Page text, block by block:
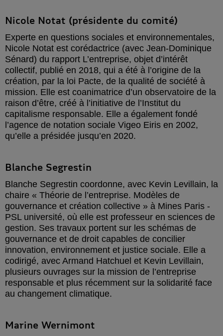
Nicole Notat (présidente du comité)
Experte en questions sociales et environnementales,
Nicole Notat est corédactrice (avec Jean-Dominique
Sénard) du rapport L’entreprise, objet d’intérêt
collectif, publié en 2018, qui a été à l’origine de la
création, par la loi Pacte, de la qualité de société à
mission. Elle est coanimatrice d’un observatoire de la
raison d’être, créé à l’initiative de l’Institut du
capitalisme responsable. Elle a également fondé
l’agence de notation sociale Vigeo Eiris en 2002,
qu’elle a présidée jusqu’en 2020.
Blanche Segrestin
Blanche Segrestin coordonne, avec Kevin Levillain, la
chaire « Théorie de l’entreprise. Modèles de
gouvernance et création collective » à Mines Paris -
PSL université, où elle est professeur en sciences de
gestion. Ses travaux portent sur les schémas de
gouvernance et de droit capables de concilier
innovation, environnement et justice sociale. Elle a
codirigé, avec Armand Hatchuel et Kevin Levillain,
plusieurs ouvrages sur la mission de l’entreprise
responsable et plus récemment sur la solidarité face
au changement climatique.
Marine Wernimont